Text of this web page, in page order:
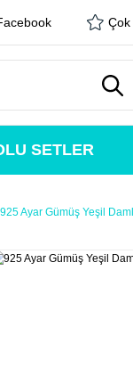
SETLER
925 Ayar Gümüş Yeşil